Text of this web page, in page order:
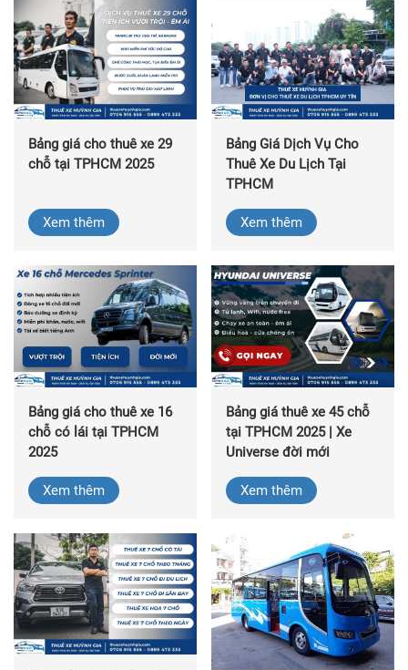
Bảng giá cho thuê xe 29
chỗ tại TPHCM 2025
Xem thêm
Bảng Giá Dịch Vụ Cho
Thuê Xe Du Lịch Tại
TPHCM
Xem thêm
Bảng giá cho thuê xe 16
chỗ có lái tại TPHCM
2025
Xem thêm
Bảng giá thuê xe 45 chỗ
tại TPHCM 2025 | Xe
Universe đời mới
Xem thêm